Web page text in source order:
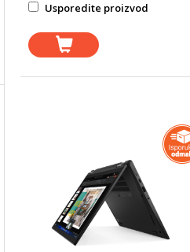
Usporedite proizvod